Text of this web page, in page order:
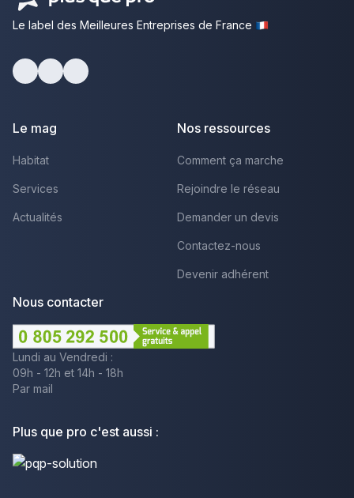
Le label des Meilleures Entreprises de France
Le mag
Habitat
Services
Actualités
Nos ressources
Comment ça marche
Rejoindre le réseau
Demander un devis
Contactez-nous
Devenir adhérent
Nous contacter
Lundi au Vendredi :
09h - 12h et 14h - 18h
Par mail
Plus que pro c'est aussi :